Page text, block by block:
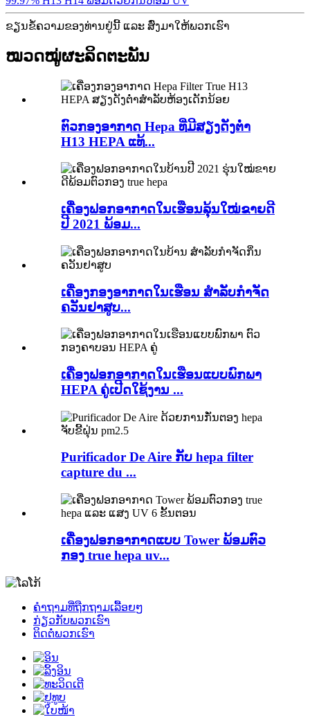
ຂຽນຂໍ້ຄວາມຂອງທ່ານຢູ່ນີ້ ແລະ ສົ່ງມາໃຫ້ພວກເຮົາ
ໝວດໝູ່ຜະລິດຕະພັນ
ຕົວກອງອາກາດ Hepa ທີ່ມີສຽງດັງຕ່ຳ
H13 HEPA ແທ້...
ເຄື່ອງຟອກອາກາດໃນເຮືອນລຸ້ນໃໝ່ຂາຍດີ
ປີ 2021 ພ້ອມ...
ເຄື່ອງກອງອາກາດໃນເຮືອນ ສຳລັບກຳຈັດ
ຄວັນຢາສູບ...
ເຄື່ອງຟອກອາກາດໃນເຮືອນແບບພົກພາ
HEPA ຄູ່ເປີດໃຊ້ງານ ...
Purificador De Aire ກັບ hepa filter
capture du ...
ເຄື່ອງຟອກອາກາດແບບ Tower ພ້ອມຕົວ
ກອງ true hepa uv...
ຄຳຖາມທີ່ຖືກຖາມເລື້ອຍໆ
ກ່ຽວກັບພວກເຮົາ
ຕິດຕໍ່ພວກເຮົາ